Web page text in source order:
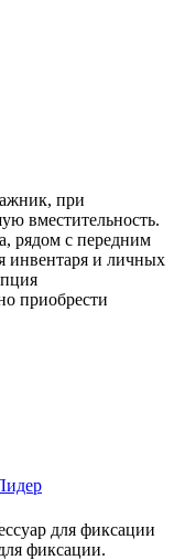
при
вместительность.
рядом с передним
инвентаря и личных
приобрести
для фиксации
фиксации.